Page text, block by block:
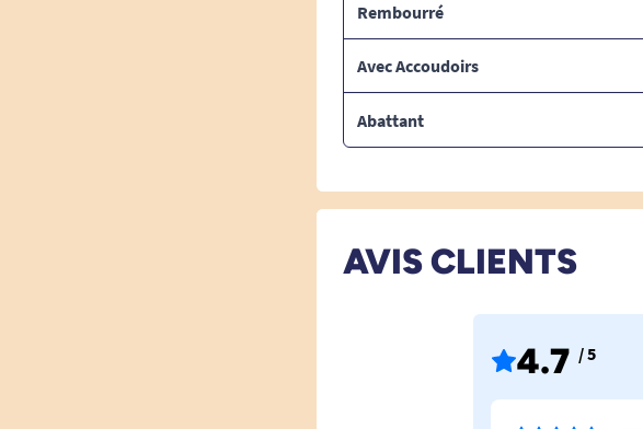
Rembourré
Avec Accoudoirs
Abattant
AVIS CLIENTS
4.7 / 5